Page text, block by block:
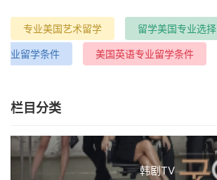
专业美国艺术留学 留学美国专业选择
业留学条件 美国英语专业留学条件
栏目分类
韩剧TV